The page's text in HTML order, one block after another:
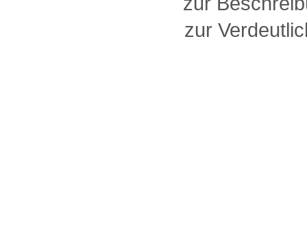
zur